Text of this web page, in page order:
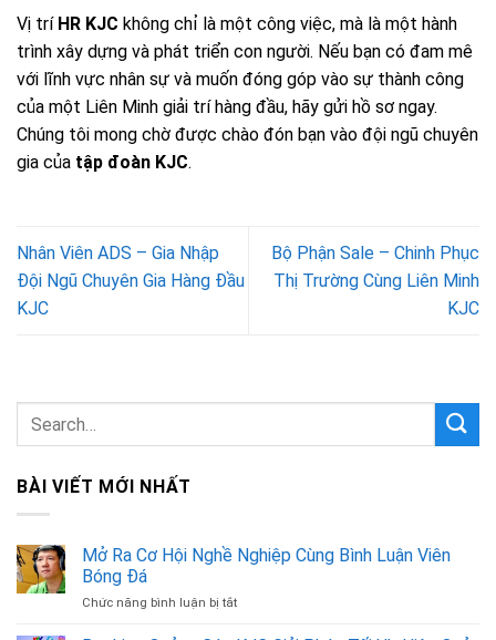
Vị trí HR KJC không chỉ là một công việc, mà là một hành
trình xây dựng và phát triển con người. Nếu bạn có đam mê
với lĩnh vực nhân sự và muốn đóng góp vào sự thành công
của một Liên Minh giải trí hàng đầu, hãy gửi hồ sơ ngay.
Chúng tôi mong chờ được chào đón bạn vào đội ngũ chuyên
gia của tập đoàn KJC.
Nhân Viên ADS – Gia Nhập
Đội Ngũ Chuyên Gia Hàng Đầu
KJC
Bộ Phận Sale – Chinh Phục
Thị Trường Cùng Liên Minh
KJC
BÀI VIẾT MỚI NHẤT
Mở Ra Cơ Hội Nghề Nghiệp Cùng Bình Luận Viên
Bóng Đá
Chức năng bình luận bị tắt